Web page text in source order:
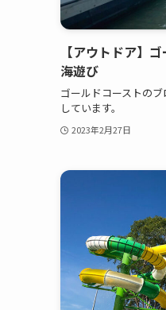
【アウトドア】
海遊び
ゴールドコーストの
しています。
2023年2月27日